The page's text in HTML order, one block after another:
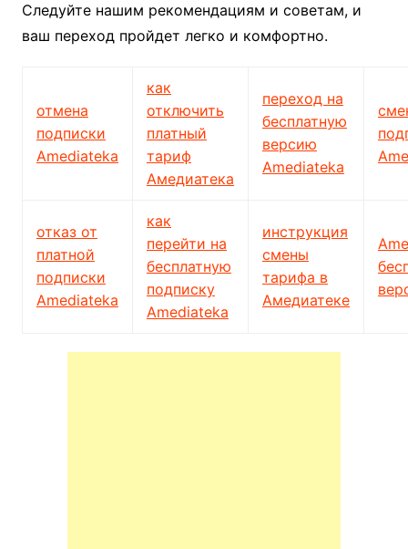
Следуйте нашим рекомендациям и советам, и
ваш переход пройдет легко и комфортно.
отмена
подписки
Amediateka
как
отключить
платный
тариф
Амедиатека
переход на
бесплатную
версию
Amediateka
отказ от
платной
подписки
Amediateka
как
перейти на
бесплатную
подписку
Amediateka
инструкция
смены
тарифа в
Амедиатеке